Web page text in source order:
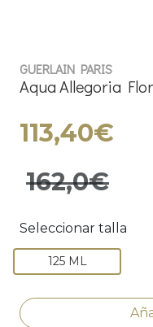
GUERLAIN PARIS
Aqua Allegoria
113,40€
162,0€
Seleccionar talla
125 ML